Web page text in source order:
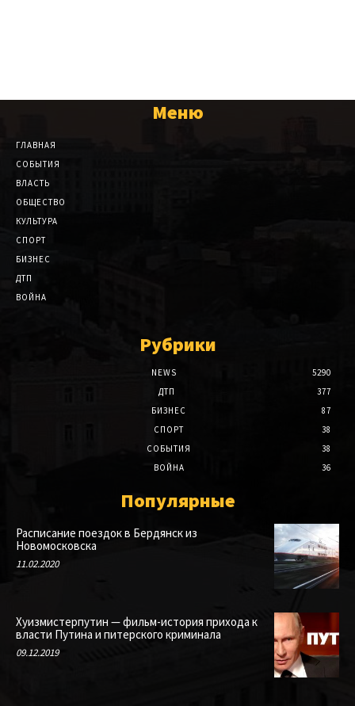
Меню
ГЛАВНАЯ
СОБЫТИЯ
ВЛАСТЬ
ОБЩЕСТВО
КУЛЬТУРА
СПОРТ
БИЗНЕС
ДТП
ВОЙНА
Рубрики
NEWS
5290
ДТП
377
БИЗНЕС
87
СПОРТ
38
СОБЫТИЯ
38
ВОЙНА
36
Популярные
Расписание поездок в Бердянск из
Новомосковска
11.02.2020
Хуизмистерпутин — фильм-история прихода к
власти Путина и питерского криминала
09.12.2019